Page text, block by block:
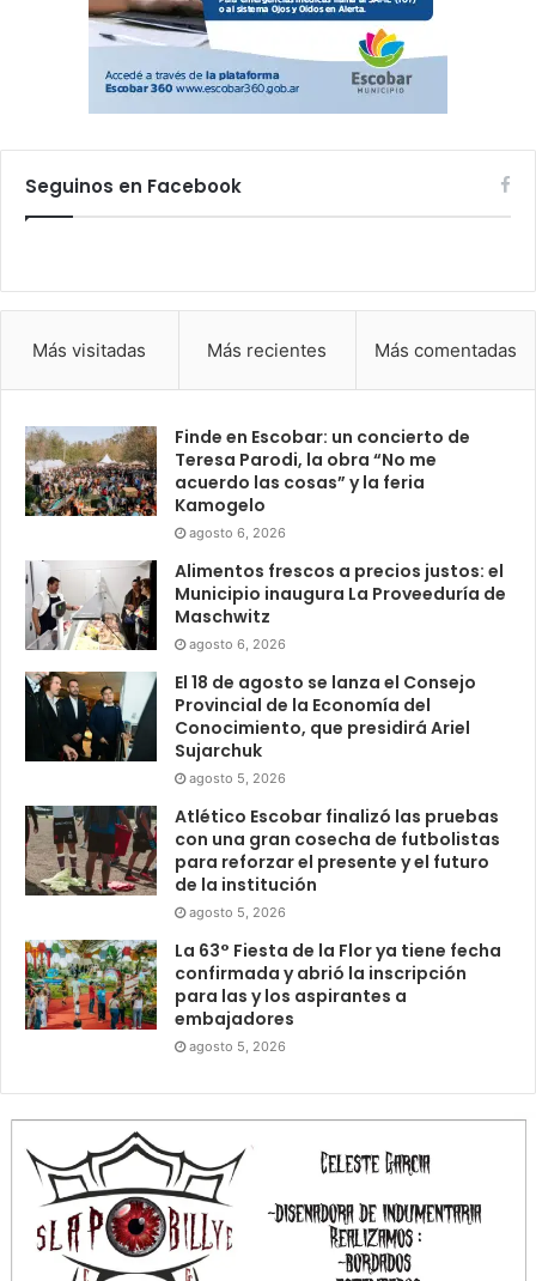
Seguinos en Facebook
Más visitadas Más recientes Más comentadas
Finde en Escobar: un concierto de
Teresa Parodi, la obra “No me
acuerdo las cosas” y la feria
Kamogelo
agosto 6, 2026
Alimentos frescos a precios justos: el
Municipio inaugura La Proveeduría de
Maschwitz
agosto 6, 2026
El 18 de agosto se lanza el Consejo
Provincial de la Economía del
Conocimiento, que presidirá Ariel
Sujarchuk
agosto 5, 2026
Atlético Escobar finalizó las pruebas
con una gran cosecha de futbolistas
para reforzar el presente y el futuro
de la institución
agosto 5, 2026
La 63° Fiesta de la Flor ya tiene fecha
confirmada y abrió la inscripción
para las y los aspirantes a
embajadores
agosto 5, 2026